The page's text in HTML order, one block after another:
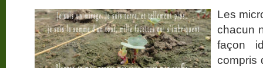
Les
chacun
façon
compris